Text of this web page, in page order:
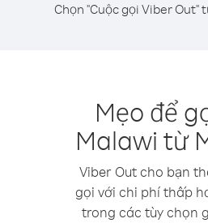
Chọn "Cuộc gọi Viber Out"
Mẹo để
Malawi từ
Viber Out cho bạn
gọi với chi phí thấp
trong các tùy chọn